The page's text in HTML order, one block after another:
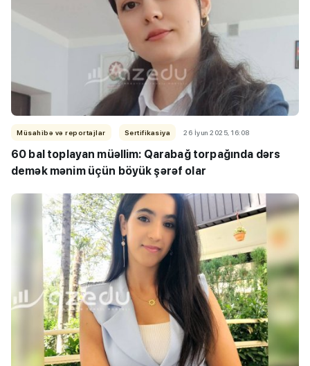
Müsahibə və reportajlar Sertifikasiya 26 İyun 2025, 16:08
60 bal toplayan müəllim: Qarabağ torpağında dərs
demək mənim üçün böyük şərəf olar